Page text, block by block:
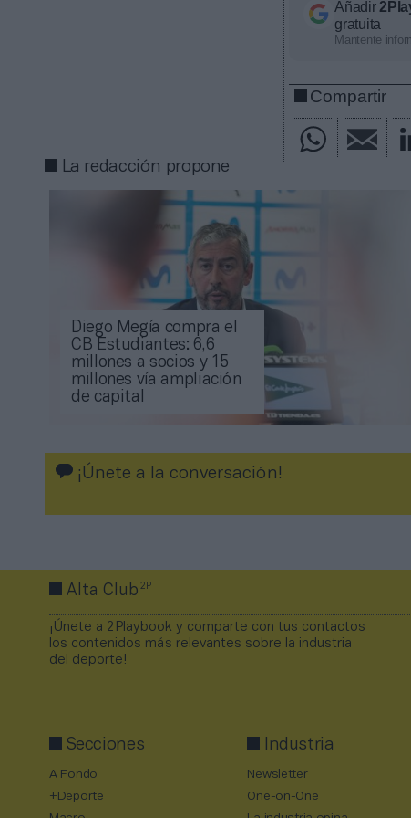
Añadir
gratuita
Mantente
Compartir
La redacción propone
Diego Megía compra el
CB Estudiantes: 6,6
millones a socios y 15
millones vía ampliación
de capital
¡Únete a la conversación!
Alta Club2P
¡Únete a 2Playbook y comparte con tus contactos
los contenidos más relevantes sobre la industria
del deporte!
Secciones
A Fondo
+Deporte
Industria
Newsletter
One-on-One